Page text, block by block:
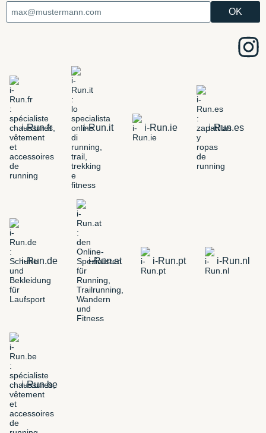
i-Run.fr i-Run.it i-Run.ie i-Run.es
i-Run.de i-Run.at i-Run.pt i-Run.nl
i-Run.be